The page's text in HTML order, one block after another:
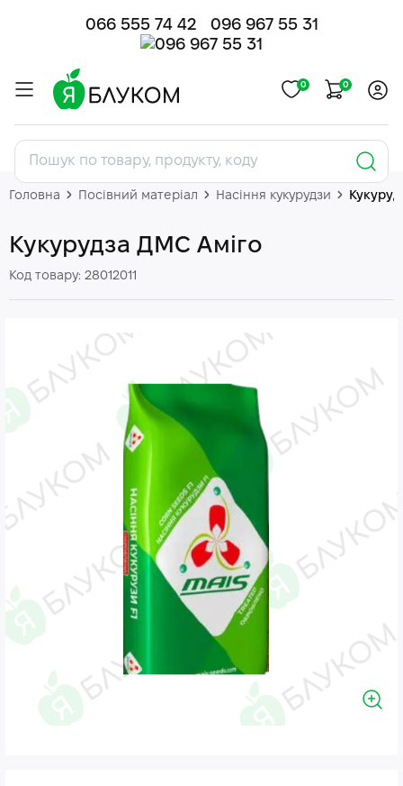
066 555 74 42 096 967 55 31
0 0
Головна Посівний матеріал Насіння кукурудзи
Кукурудза ДМС Аміго
Код товару: 28012011